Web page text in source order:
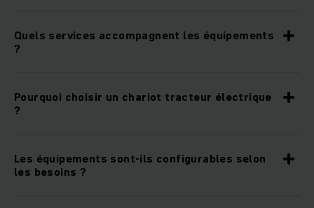
Quels services accompagnent les équipements
?
Pourquoi choisir un chariot tracteur électrique
?
Les équipements sont-ils configurables selon
les besoins ?